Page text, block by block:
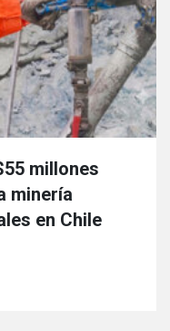
millones
minería
en Chile